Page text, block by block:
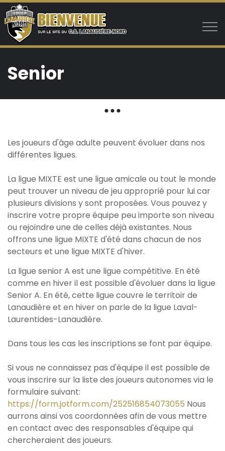
Aller au contenu principal
Club
Joueurs
Cheminement du joueur
Timbits - 4 à 6 ans
Microsoccer - 7 & 8 ans
Centre de développement (CDC)
Soccer à 11 - 13 ans et +
Ligue Senior
Ligue Mixte
Senior A
Soccer marche
Soccer adapté
Senior
Les joueurs d'âge adulte peuvent évoluer dans nos
différentes ligues.
La ligue MIXTE est une ligue amicale ou tout le monde
peut trouver un niveau de jeu approprié pour lui car
plusieurs divisions y sont proposées. Vous pouvez y
inscrire votre propre équipe peu importe son niveau
ou rejoindre une de celles déjà existantes. Nous
offrons une ligue MIXTE d'été dans chacun de nos
secteurs et une ligue MIXTE d'hiver.
La ligue senior A est une ligue compétitive. En été
comme en hiver il est possible d'évoluer dans la ligue
Senior A. En été, cette ligue couvre le territoir de
Lanaudière et en hiver on parle de la ligue Laval-
Laurentides-Lanaudière.
Dans tous les cas les inscriptions se font par équipe.
Si vous ne connaissez pas d'équipe il est possible de
vous inscrire sur la liste des joueurs autonomes via le
formulaire suivant:
https://form.jotform.com/252516854073055 Nous
aurrons ainsi vos coordonnées afin de vous mettre
en contact avec des responsables d'équipe qui
chercheraient des joueurs.